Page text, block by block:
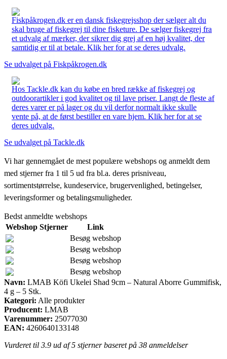
Fiskpåkrogen.dk er en dansk fiskegrejsshop der sælger alt du
skal bruge af fiskegrej til dine fisketure. De sælger fiskegrej fra
et udvalg af mærker, der sikrer dig grej af en høj kvalitet, der
samtidig er til at betale. Klik her for at se deres udvalg.
Se udvalget på Fiskpåkrogen.dk
Hos Tackle.dk kan du købe en bred række af fiskegrej og
outdoorartikler i god kvalitet og til lave priser. Langt de fleste af
deres varer er på lager og du vil derfor normalt ikke skulle
vente på, at de først bestiller en vare hjem. Klik her for at se
deres udvalg.
Se udvalget på Tackle.dk
Vi har gennemgået de mest populære webshops og anmeldt dem
med stjerner fra 1 til 5 ud fra bl.a. deres prisniveau,
sortimentstørrelse, kundeservice, brugervenlighed, betingelser,
leveringsformer og betalingsmuligheder.
Bedst anmeldte webshops
Webshop Stjerner
Link
Besøg webshop
Besøg webshop
Besøg webshop
Besøg webshop
Navn: LMAB Köfi Ukelei Shad 9cm – Natural Aborre Gummifisk,
4 g – 5 Stk.
Kategori: Alle produkter
Producent: LMAB
Varenummer: 25077030
EAN: 4260640133148
Vurderet til 3.9 ud af 5 stjerner baseret på 38 anmeldelser